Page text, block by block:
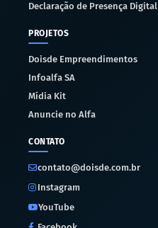
Declaração de Presença Digital
PROJETOS
Doisde Empreendimentos
Infoalfa SA
Mídia Kit
Anuncie no Alfa
CONTATO
contato@doisde.com.br
Instagram
YouTube